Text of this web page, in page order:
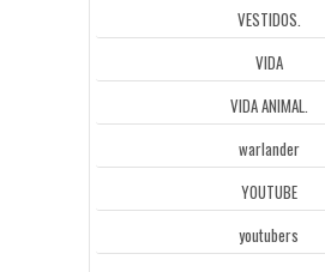
VESTIDOS.
VIDA
VIDA ANIMAL.
warlander
YOUTUBE
youtubers